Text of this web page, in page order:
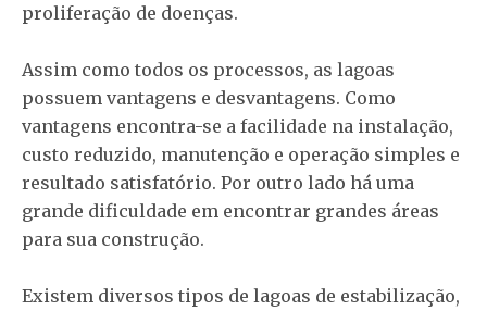
proliferação de doenças.
Assim como todos os processos, as lagoas
possuem vantagens e desvantagens. Como
vantagens encontra-se a facilidade na instalação,
custo reduzido, manutenção e operação simples e
resultado satisfatório. Por outro lado há uma
grande dificuldade em encontrar grandes áreas
para sua construção.
Existem diversos tipos de lagoas de estabilização,